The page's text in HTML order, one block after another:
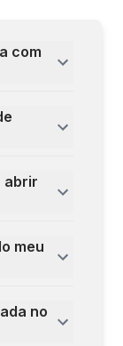
com
abrir
meu
no